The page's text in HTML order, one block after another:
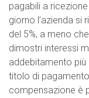
pagabili a
giorno l’azienda si
del 5%, a meno
dimostri interessi
addebitamento
titolo di
compensazione è